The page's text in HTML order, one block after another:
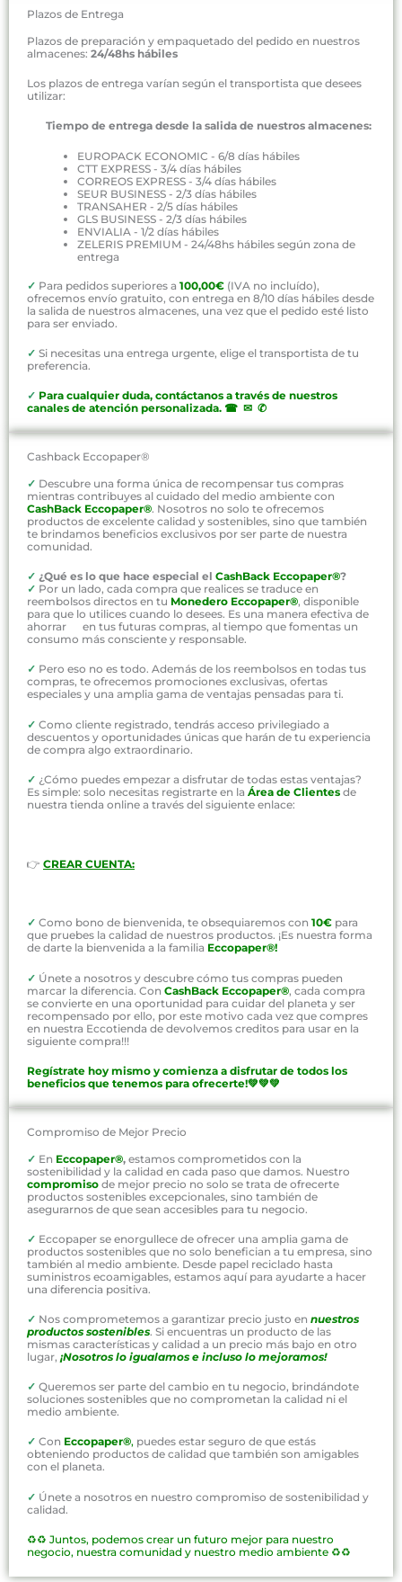
Plazos de Entrega
Plazos de preparación y empaquetado del pedido en nuestros
almacenes: 24/48hs hábiles
Los plazos de entrega varían según el transportista que desees
utilizar:
Tiempo de entrega desde la salida de nuestros almacenes:
EUROPACK ECONOMIC - 6/8 días hábiles
CTT EXPRESS - 3/4 días hábiles
CORREOS EXPRESS - 3/4 días hábiles
SEUR BUSINESS - 2/3 días hábiles
TRANSAHER - 2/5 días hábiles
GLS BUSINESS - 2/3 días hábiles
ENVIALIA - 1/2 días hábiles
ZELERIS PREMIUM - 24/48hs hábiles según zona de
entrega
✓ Para pedidos superiores a 100,00€ (IVA no incluído),
ofrecemos envío gratuito, con entrega en 8/10 días hábiles desde
la salida de nuestros almacenes, una vez que el pedido esté listo
para ser enviado.
✓ Si necesitas una entrega urgente, elige el transportista de tu
preferencia.
✓ Para cualquier duda, contáctanos a través de nuestros
canales de atención personalizada. ☎ ✉ ✆
Cashback Eccopaper®
✓ Descubre una forma única de recompensar tus compras
mientras contribuyes al cuidado del medio ambiente con
CashBack Eccopaper®. Nosotros no solo te ofrecemos
productos de excelente calidad y sostenibles, sino que también
te brindamos beneficios exclusivos por ser parte de nuestra
comunidad.
✓ ¿Qué es lo que hace especial el CashBack Eccopaper®?
✓ Por un lado, cada compra que realices se traduce en
reembolsos directos en tu Monedero Eccopaper®, disponible
para que lo utilices cuando lo desees. Es una manera efectiva de
ahorrar en tus futuras compras, al tiempo que fomentas un
consumo más consciente y responsable.
✓ Pero eso no es todo. Además de los reembolsos en todas tus
compras, te ofrecemos promociones exclusivas, ofertas
especiales y una amplia gama de ventajas pensadas para ti.
✓ Como cliente registrado, tendrás acceso privilegiado a
descuentos y oportunidades únicas que harán de tu experiencia
de compra algo extraordinario.
✓ ¿Cómo puedes empezar a disfrutar de todas estas ventajas?
Es simple: solo necesitas registrarte en la Área de Clientes de
nuestra tienda online a través del siguiente enlace:
👉 CREAR CUENTA:
✓ Como bono de bienvenida, te obsequiaremos con 10€ para
que pruebes la calidad de nuestros productos. ¡Es nuestra forma
de darte la bienvenida a la familia Eccopaper®!
✓ Únete a nosotros y descubre cómo tus compras pueden
marcar la diferencia. Con CashBack Eccopaper®, cada compra
se convierte en una oportunidad para cuidar del planeta y ser
recompensado por ello, por este motivo cada vez que compres
en nuestra Eccotienda de devolvemos creditos para usar en la
siguiente compra!!!
Regístrate hoy mismo y comienza a disfrutar de todos los
beneficios que tenemos para ofrecerte!💚💚💚
Compromiso de Mejor Precio
✓ En Eccopaper®, estamos comprometidos con la
sostenibilidad y la calidad en cada paso que damos. Nuestro
compromiso de mejor precio no solo se trata de ofrecerte
productos sostenibles excepcionales, sino también de
asegurarnos de que sean accesibles para tu negocio.
✓ Eccopaper se enorgullece de ofrecer una amplia gama de
productos sostenibles que no solo benefician a tu empresa, sino
también al medio ambiente. Desde papel reciclado hasta
suministros ecoamigables, estamos aquí para ayudarte a hacer
una diferencia positiva.
✓ Nos comprometemos a garantizar precio justo en nuestros
productos sostenibles. Si encuentras un producto de las
mismas características y calidad a un precio más bajo en otro
lugar, ¡Nosotros lo igualamos e incluso lo mejoramos!
✓ Queremos ser parte del cambio en tu negocio, brindándote
soluciones sostenibles que no comprometan la calidad ni el
medio ambiente.
✓ Con Eccopaper®, puedes estar seguro de que estás
obteniendo productos de calidad que también son amigables
con el planeta.
✓ Únete a nosotros en nuestro compromiso de sostenibilidad y
calidad.
♻️♻️ Juntos, podemos crear un futuro mejor para nuestro
negocio, nuestra comunidad y nuestro medio ambiente ♻️♻️